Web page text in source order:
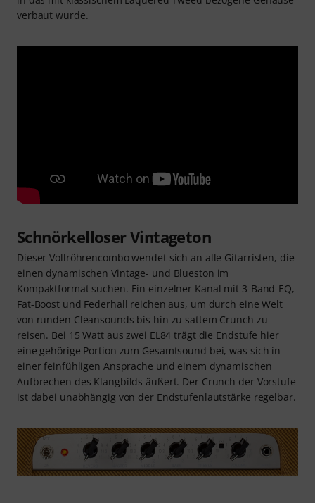
verbaut wurde.
Schnörkelloser Vintageton
Dieser Vollröhrencombo wendet sich an alle Gitarristen, die
einen dynamischen Vintage- und Blueston im
Kompaktformat suchen. Ein einzelner Kanal mit 3-Band-EQ,
Fat-Boost und Federhall reichen aus, um durch eine Welt
von runden Cleansounds bis hin zu sattem Crunch zu
reisen. Bei 15 Watt aus zwei EL84 trägt die Endstufe hier
eine gehörige Portion zum Gesamtsound bei, was sich in
einer feinfühligen Ansprache und einem dynamischen
Aufbrechen des Klangbilds äußert. Der Crunch der Vorstufe
ist dabei unabhängig von der Endstufenlautstärke regelbar.